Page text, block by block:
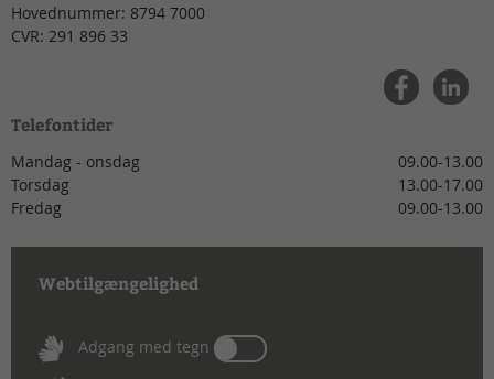
Hovednummer: 8794 7000
CVR: 291 896 33
Telefontider
Mandag - onsdag
09.00-13.00
Torsdag
13.00-17.00
Fredag
09.00-13.00
Webtilgængelighed
Adgang med tegn Tænd
eller